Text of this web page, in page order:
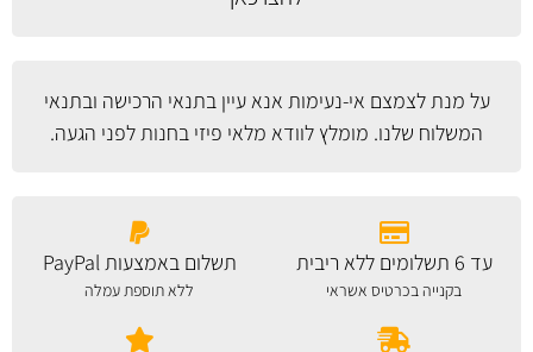
על מנת לצמצם אי-נעימות אנא עייןבתנאי הרכישה ובתנאי
המשלוח שלנו. מומלץ לוודא מלאי פיזי בחנות לפני הגעה.
עד 6 תשלומים ללא ריבית
בקנייה בכרטיס אשראי
תשלום באמצעות PayPal
ללא תוספת עמלה